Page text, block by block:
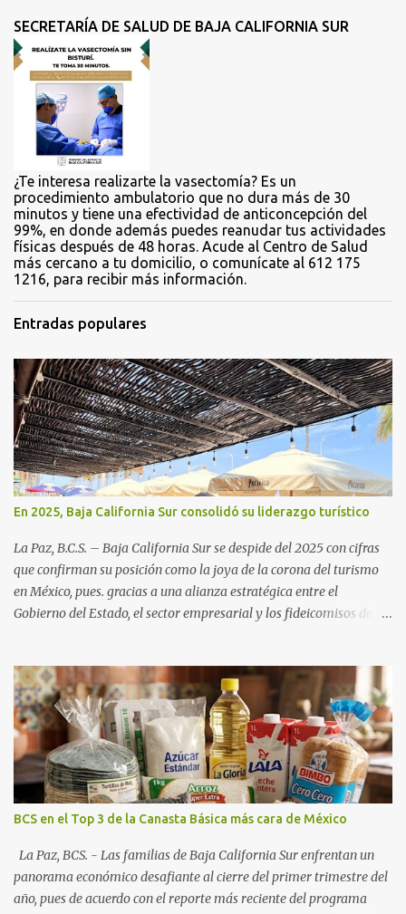
t
a
r
o
SECRETARÍA DE SALUD DE BAJA CALIFORNIA SUR
¿Te interesa realizarte la vasectomía? Es un
procedimiento ambulatorio que no dura más de 30
minutos y tiene una efectividad de anticoncepción del
99%, en donde además puedes reanudar tus actividades
físicas después de 48 horas. Acude al Centro de Salud
más cercano a tu domicilio, o comunícate al 612 175
1216, para recibir más información.
Entradas populares
En 2025, Baja California Sur consolidó su liderazgo turístico
La Paz, B.C.S. – Baja California Sur se despide del 2025 con cifras
que confirman su posición como la joya de la corona del turismo
en México, pues. gracias a una alianza estratégica entre el
Gobierno del Estado, el sector empresarial y los fideicomisos de
una derrama económica sin precedentes. Las proyecciones para
este periodo vacacional son optimistas, con un promedio estatal
que supera el 70% . Sin embargo, la sorpresa del año la ha dado el
norte del estado. Comondú encabeza las expectativas con un
impresionante 89% de ocupación, impulsado por el interés
creciente en el turismo de naturaleza. Le siguen destinos
consolidados y emergentes: Los Cabos: 72% promedio (esperando
picos del 79% en Año Nuevo). La Paz: 66%. Loreto: 58%. Mulegé:
54%. "Estamos viendo un fenómeno de diversificación. Ya no solo
vienen por el lujo de Los Cabos, sino por la aut...
BCS en el Top 3 de la Canasta Básica más cara de México
La Paz, BCS. - Las familias de Baja California Sur enfrentan un
panorama económico desafiante al cierre del primer trimestre del
año, pues de acuerdo con el reporte más reciente del programa